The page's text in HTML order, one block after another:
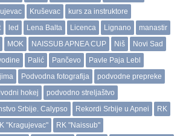
Kruševac
kurs za instruktore
led Lena Balta Licenca Lignano
manastir
MOK NAISSUB APNEA CUP Niš
Novi Sad
Palić Pančevo
Pavle Paja Lebl
Podvodna fotografija
podvodne prepreke
hokej
podvodno streljaštvo
Srbije. Calypso Rekordi Srbije u Apnei
RK
"Kragujevac"
RK "Naissub"